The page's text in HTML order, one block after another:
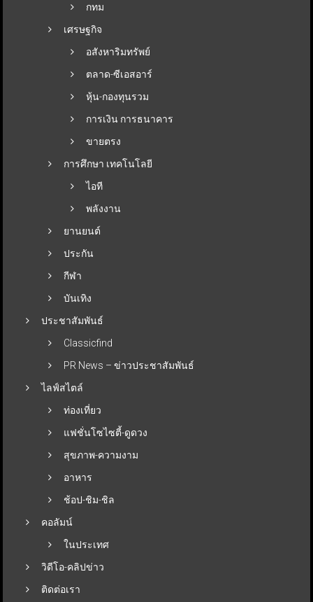
กทม
เศรษฐกิจ
อสังหาริมทรัพย์
ตลาด-ซีเอสอาร์
หุ้น-กองทุนรวม
การเงิน การธนาคาร
ขายตรง
การศึกษา เทคโนโลยี
ไอที
พลังงาน
ยานยนต์
ประกัน
กีฬา
บันเทิง
ประชาสัมพันธ์
Classicfind
PR News – ข่าวประชาสัมพันธ์
ไลฟ์สไตล์
ท่องเที่ยว
แฟชั่นโซไซตี้-ดูดวง
สุขภาพ-ความงาม
อาหาร
ช้อป-ชิม-ชิล
คอลัมน์
ในประเทศ
วิดีโอ-คลิปข่าว
ติดต่อเรา